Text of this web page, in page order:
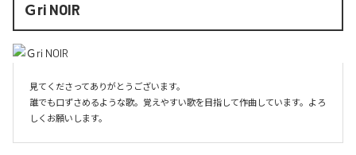
Ｇri NOIR
見てくださってありがとうございます。
誰でも口ずさめるような歌。覚えやすい歌を目指して作曲しています。よろ
しくお願いします。